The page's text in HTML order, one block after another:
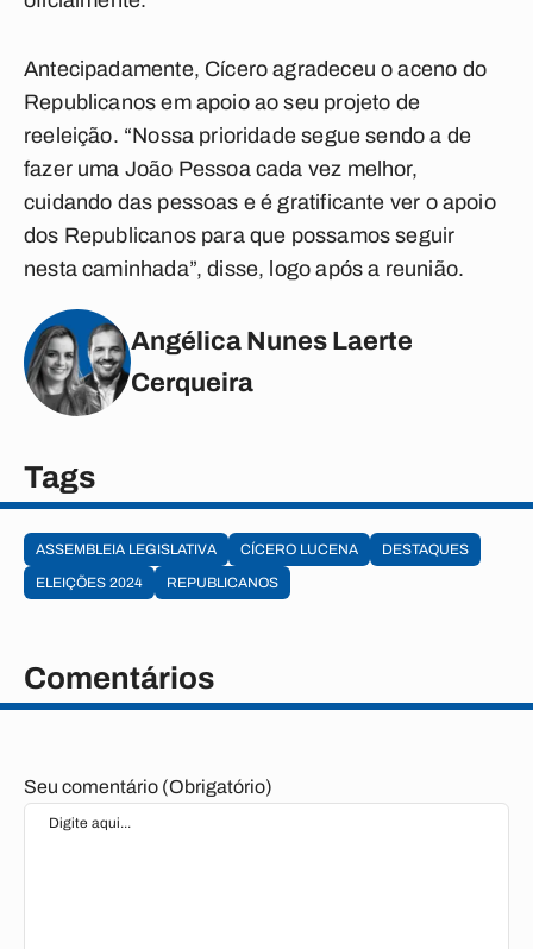
Antecipadamente, Cícero agradeceu o aceno do
Republicanos em apoio ao seu projeto de
reeleição. “Nossa prioridade segue sendo a de
fazer uma João Pessoa cada vez melhor,
cuidando das pessoas e é gratificante ver o apoio
dos Republicanos para que possamos seguir
nesta caminhada”, disse, logo após a reunião.
Angélica Nunes Laerte
Cerqueira
Tags
ASSEMBLEIA LEGISLATIVA CÍCERO LUCENA
DESTAQUES
ELEIÇÕES 2024
REPUBLICANOS
Comentários
Seu comentário (Obrigatório)